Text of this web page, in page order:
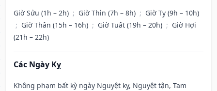
Giờ Sửu (1h – 2h) ; Giờ Thìn (7h – 8h) ; Giờ Tỵ (9h – 10h)
; Giờ Thân (15h – 16h) ; Giờ Tuất (19h – 20h) ; Giờ Hợi
(21h – 22h)
Các Ngày Kỵ
Không phạm bất kỳ ngày Nguyệt kỵ, Nguyệt tận, Tam